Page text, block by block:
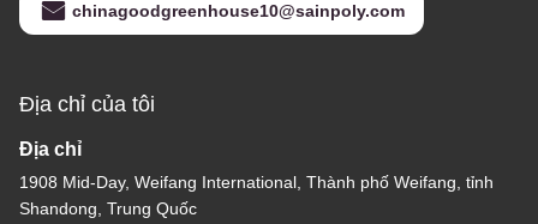
chinagoodgreenhouse10@sainpoly.com
Địa chỉ của tôi
Địa chỉ
1908 Mid-Day, Weifang International, Thành phố Weifang, tỉnh
Shandong, Trung Quốc